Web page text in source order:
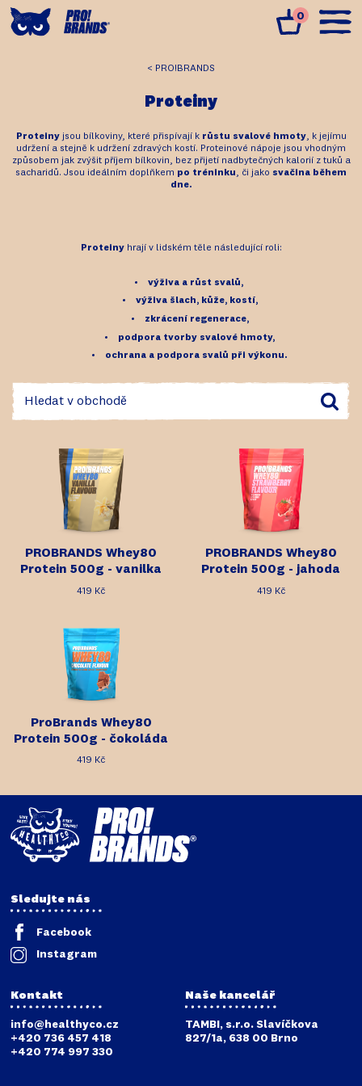
0
PRO!BRANDS
Proteiny
Proteinyjsou bílkoviny, které přispívají k růstu svalové hmoty, k jejímu
udržení a stejně k udržení zdravých kostí. Proteinové nápoje jsou vhodným
způsobem jak zvýšit příjem bílkovin, bez přijetí nadbytečných kalorií z tuků a
sacharidů. Jsou ideálním doplňkem po tréninku, či jako svačina během
dne.
Proteinyhrají v lidském těle následující roli:
výživa a růst svalů,
výživa šlach, kůže, kostí,
zkrácení regenerace,
podpora tvorby svalové hmoty,
ochrana a podpora svalů při výkonu.
PROBRANDS Whey80
Protein 500g - vanilka
419 Kč
PROBRANDS Whey80
Protein 500g - jahoda
419 Kč
ProBrands Whey80
Protein 500g - čokoláda
419 Kč
Sledujte nás
Facebook
Instagram
Kontakt
info@healthyco.cz
+420 736 457 418
+420 774 997 330
Naše kancelář
TAMBI, s.r.o. Slavíčkova
827/1a, 638 00 Brno